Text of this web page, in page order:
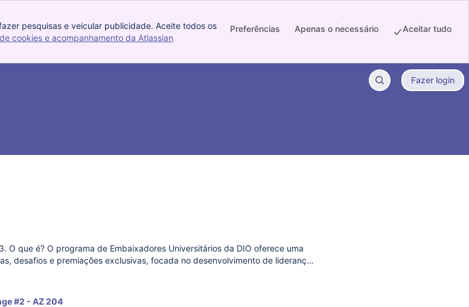
pesquisas e veicular publicidade. Aceite todos os
cookies e acompanhamento da Atlassian
Preferências Apenas o necessário Aceitar tudo
Fazer login
O que é? O programa de Embaixadores Universitários da DIO oferece uma
desafios e premiações exclusivas, focada no desenvolvimento de liderança
#2 - AZ 204